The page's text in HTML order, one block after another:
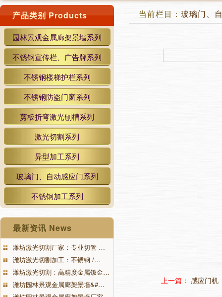
产品类别 Products
园林景观金属廊架景墙系列
不锈钢宣传栏、广告牌系列
不锈钢楼梯护栏系列
不锈钢防盗门窗系列
剪板折弯激光刨槽系列
激光切割系列
异型加工系列
玻璃门、自动感应门系列
不锈钢加工系列
最新资讯 News
潍坊激光切割厂家：专业切管 …
潍坊激光切割加工：不锈钢 /…
潍坊激光切割：高精度金属钣金…
潍坊园林景观金属廊架景墙&#…
当前栏目： 玻璃门、
上一篇： 感应门机